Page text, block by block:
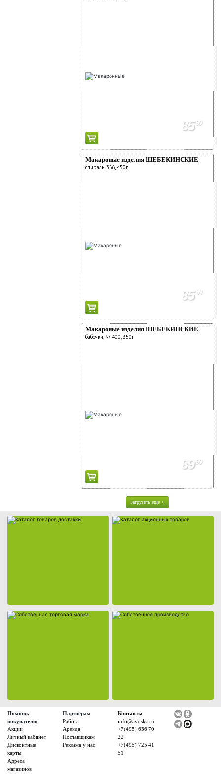
8590
Макароные изделия ШЕБЕКИНСКИЕ
спираль, 366, 450г
8590
Макароные изделия ШЕБЕКИНСКИЕ
бабочки, № 400, 350г
8990
Загрузить еще >
Помощь
покупателю
Акции
Личный кабинет
Дисконтные
карты
Адреса
магазинов
Партнерам
Работа
Аренда
Поставщикам
Реклама у нас
Контакты
info@avoska.ru
+7(495) 656 70
22
+7(495) 725 41
51